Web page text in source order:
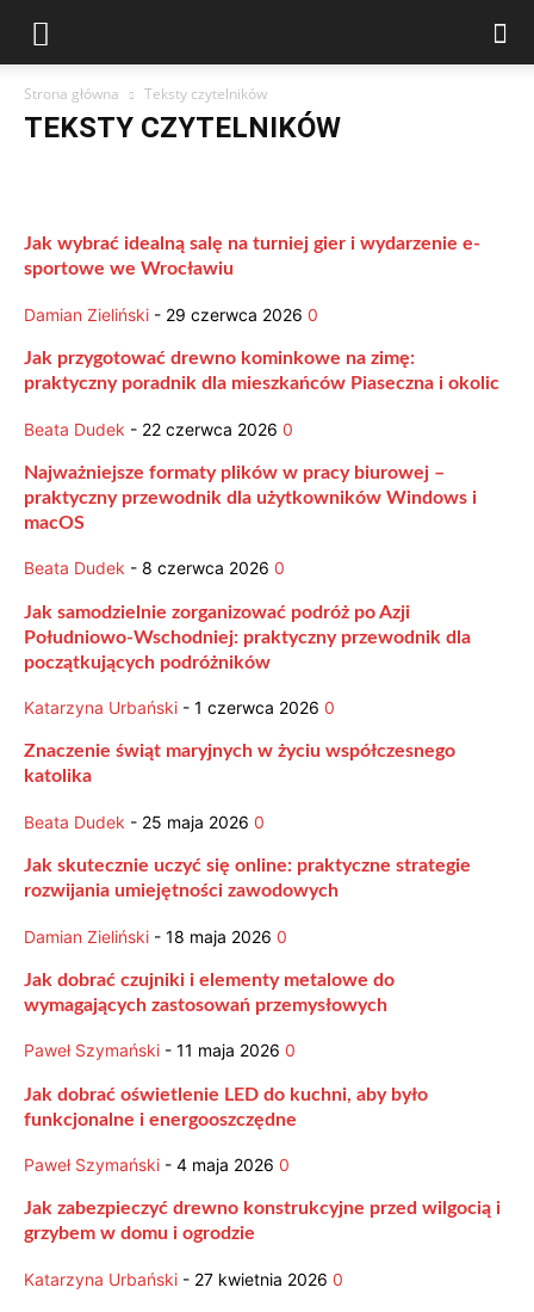
Strona główna Teksty czytelników
TEKSTY CZYTELNIKÓW
Oszczędne drukowanie
Problemy z drukarką
Teksty czytelników
Tonery do drukarek
Tusze do drukarek
Jak wybrać idealną salę na turniej gier i wydarzenie e-
sportowe we Wrocławiu
Damian Zieliński - 29 czerwca 2026 0
Jak przygotować drewno kominkowe na zimę:
praktyczny poradnik dla mieszkańców Piaseczna i okolic
Beata Dudek - 22 czerwca 2026 0
Najważniejsze formaty plików w pracy biurowej –
praktyczny przewodnik dla użytkowników Windows i
macOS
Beata Dudek - 8 czerwca 2026 0
Jak samodzielnie zorganizować podróż po Azji
Południowo-Wschodniej: praktyczny przewodnik dla
początkujących podróżników
Katarzyna Urbański - 1 czerwca 2026 0
Znaczenie świąt maryjnych w życiu współczesnego
katolika
Beata Dudek - 25 maja 2026 0
Jak skutecznie uczyć się online: praktyczne strategie
rozwijania umiejętności zawodowych
Damian Zieliński - 18 maja 2026 0
Jak dobrać czujniki i elementy metalowe do
wymagających zastosowań przemysłowych
Paweł Szymański - 11 maja 2026 0
Jak dobrać oświetlenie LED do kuchni, aby było
funkcjonalne i energooszczędne
Paweł Szymański - 4 maja 2026 0
Jak zabezpieczyć drewno konstrukcyjne przed wilgocią i
grzybem w domu i ogrodzie
Katarzyna Urbański - 27 kwietnia 2026 0